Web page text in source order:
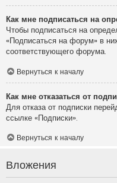
Как мне подписаться на
Чтобы подписаться на
«Подписаться на форум» в
соответствующего форума.
Вернуться к началу
Как мне отказаться от
Для отказа от подписки
ссылке «Подписки».
Вернуться к началу
Вложения